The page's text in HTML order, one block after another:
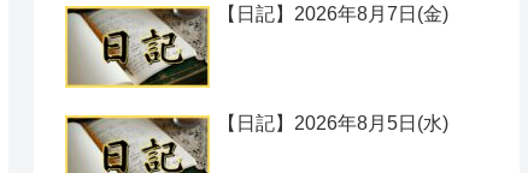
【日記】2026年8月7日(金)
【日記】2026年8月5日(水)